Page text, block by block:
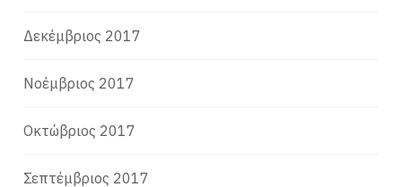
Δεκέμβριος 2017
Νοέμβριος 2017
Οκτώβριος 2017
Σεπτέμβριος 2017